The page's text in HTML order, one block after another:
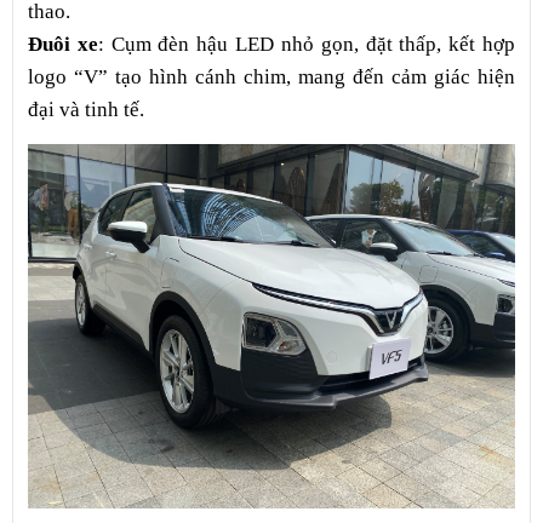
thao.
Đuôi xe: Cụm đèn hậu LED nhỏ gọn, đặt thấp, kết hợp
logo “V” tạo hình cánh chim, mang đến cảm giác hiện
đại và tinh tế.